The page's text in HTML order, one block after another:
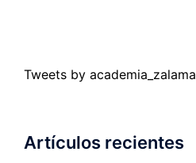
Tweets by academia_zalama
Artículos recientes